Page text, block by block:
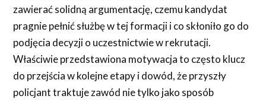
zawierać solidną argumentację, czemu kandydat
pragnie pełnić służbę w tej formacji i co skłoniło go do
podjęcia decyzji o uczestnictwie w rekrutacji.
Właściwie przedstawiona motywacja to często klucz
do przejścia w kolejne etapy i dowód, że przyszły
policjant traktuje zawód nie tylko jako sposób